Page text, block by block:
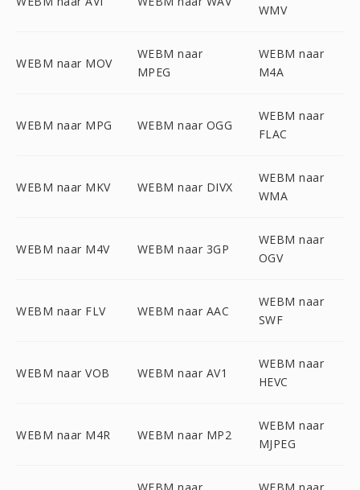
WMV
WEBM naar MOV
WEBM naar
MPEG
WEBM naar
M4A
WEBM naar MPG WEBM naar OGG
WEBM naar
FLAC
WEBM naar MKV WEBM naar DIVX
WEBM naar
WMA
WEBM naar M4V WEBM naar 3GP
WEBM naar
OGV
WEBM naar FLV WEBM naar AAC
WEBM naar
SWF
WEBM naar VOB WEBM naar AV1
WEBM naar
HEVC
WEBM naar M4R WEBM naar MP2
WEBM naar
MJPEG